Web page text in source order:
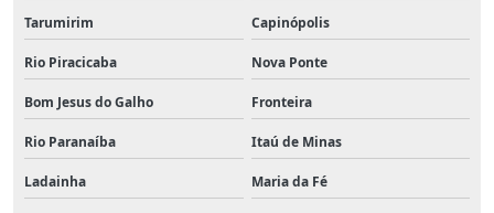
Tarumirim Capinópolis
Rio Piracicaba Nova Ponte
Bom Jesus do Galho Fronteira
Rio Paranaíba Itaú de Minas
Ladainha Maria da Fé